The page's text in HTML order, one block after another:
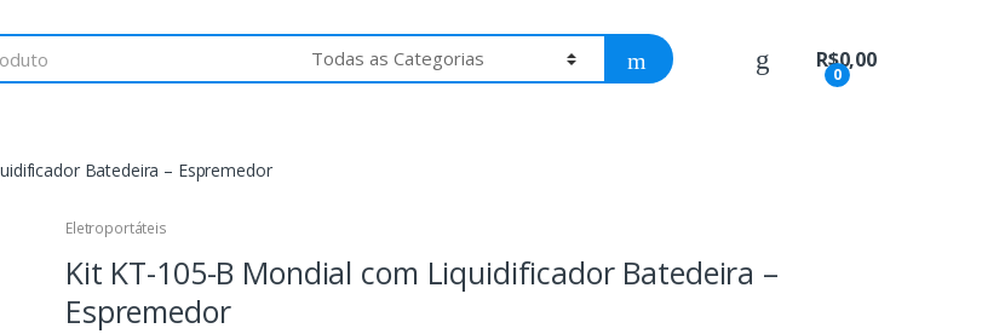
0
R$0,00
Batedeira – Espremedor
Eletroportáteis
Kit KT-105-B Mondial com Liquidificador Batedeira –
Espremedor